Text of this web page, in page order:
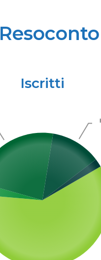
Iscritti